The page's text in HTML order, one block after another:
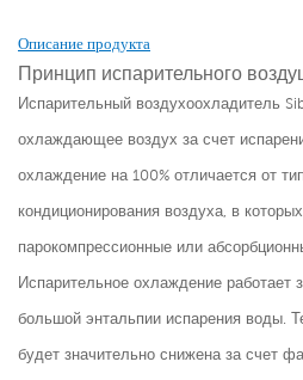
Описание продукта
Принцип испарительного
Испарительный воздухоохладитель
охлаждающее воздух за счет
охлаждение на 100% отличается от
кондиционирования воздуха, в
парокомпрессионные или
Испарительное охлаждение работает
большой энтальпии испарения воды.
будет значительно снижена за счет